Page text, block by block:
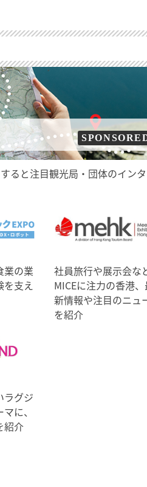
ると注目観光局・団体のイン
業の業
を支え
社員旅行や展示会な
MICEに注力の香港、
新情報や注目のニュ
を紹介
ラグジ
に、
紹介